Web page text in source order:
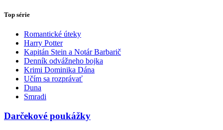
Top série
Romantické úteky
Harry Potter
Kapitán Stein a Notár Barbarič
Denník odvážneho bojka
Krimi Dominika Dána
Učím sa rozprávať
Duna
Smradi
Darčekové poukážky